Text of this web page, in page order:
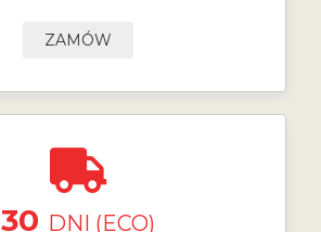
ZAMÓW
30 DNI (ECO)